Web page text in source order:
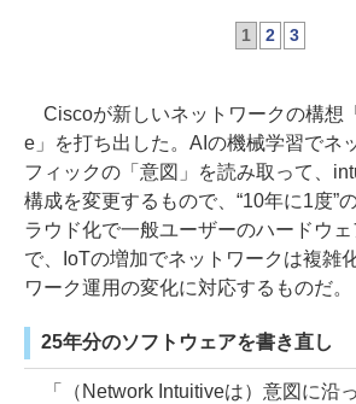
1 2 3
Ciscoが新しいネットワークの構想
e」を打ち出した。AIの機械学習でネ
フィックの「意図」を読み取って、
構成を変更するもので、“10年に1度”
ラウド化で一般ユーザーのハードウ
で、IoTの増加でネットワークは複雑
ワーク運用の変化に対応するものだ。
25年分のソフトウェアを書き直し
「（Network Intuitiveは）意図に沿